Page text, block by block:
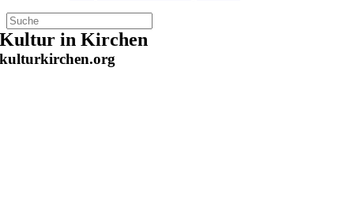
Zum
Inhalt
springen
Kultur in Kirchen
kulturkirchen.org